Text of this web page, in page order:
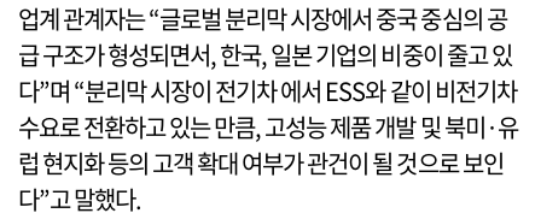
업계 관계자는 “글로벌 분리막 시장에서 중국 중심의 공
급 구조가 형성되면서, 한국, 일본 기업의 비중이 줄고 있
다”며 “분리막 시장이 전기차 에서 ESS와 같이 비전기차
수요로 전환하고 있는 만큼, 고성능 제품 개발 및 북미·유
럽 현지화 등의 고객 확대 여부가 관건이 될 것으로 보인
다”고 말했다.